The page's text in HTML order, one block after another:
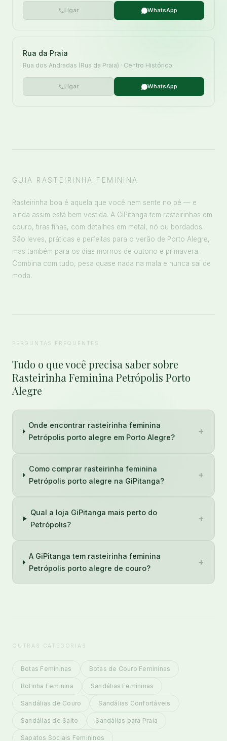
Ligar WhatsApp
Rua da Praia
Rua dos Andradas (Rua da Praia) · Centro Histórico
Ligar WhatsApp
GUIA RASTEIRINHA FEMININA
Rasteirinha boa é aquela que você nem sente no pé — e
ainda assim está bem vestida. A GiPitanga tem rasteirinhas em
couro, tiras finas, com detalhes em metal, nó ou bordados.
São leves, práticas e perfeitas para o verão de Porto Alegre,
mas também para os dias mornos de outono e primavera.
Combina com tudo, pesa quase nada na mala e nunca sai de
moda.
PERGUNTAS FREQUENTES
Tudo o que você precisa saber sobre
Rasteirinha Feminina Petrópolis Porto
Alegre
Onde encontrar rasteirinha feminina
Petrópolis porto alegre em Porto Alegre?
+
Como comprar rasteirinha feminina
Petrópolis porto alegre na GiPitanga?
+
Qual a loja GiPitanga mais perto do
Petrópolis?
+
A GiPitanga tem rasteirinha feminina
Petrópolis porto alegre de couro?
+
OUTRAS CATEGORIAS
Botas Femininas Botas de Couro Femininas
Botinha Feminina Sandálias Femininas
Sandálias de Couro Sandálias Confortáveis
Sandálias de Salto Sandálias para Praia
Sapatos Sociais Femininos